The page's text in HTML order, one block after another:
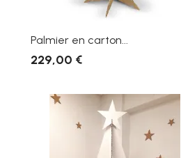
Palmier en carton...
229,00 €